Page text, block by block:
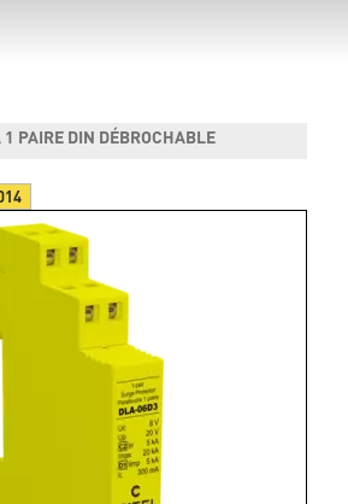
1 PAIRE DIN DÉBROCHABLE